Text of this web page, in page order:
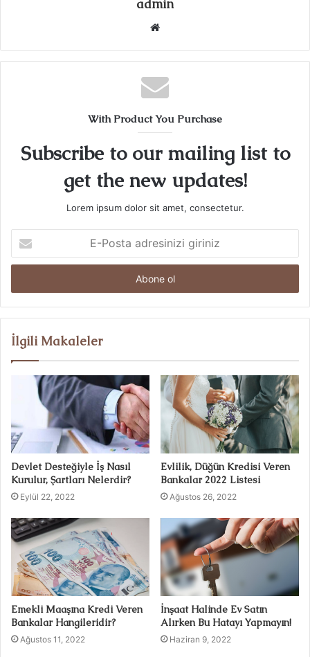
admin
Web
With Product You Purchase
Subscribe to our mailing list to
get the new updates!
Lorem ipsum dolor sit amet, consectetur.
Posta
adresinizi
İlgili Makaleler
Devlet Desteğiyle İş Nasıl
Kurulur, Şartları Nelerdir?
Eylül 22, 2022
Evlilik, Düğün Kredisi Veren
Bankalar 2022 Listesi
Ağustos 26, 2022
Emekli Maaşına Kredi Veren
Bankalar Hangileridir?
Ağustos 11, 2022
İnşaat Halinde Ev Satın
Alırken Bu Hatayı Yapmayın!
Haziran 9, 2022